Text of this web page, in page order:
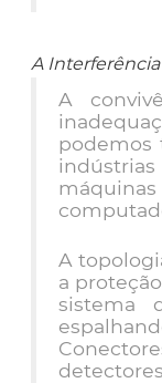
A
A
podemos
A
a
sistema